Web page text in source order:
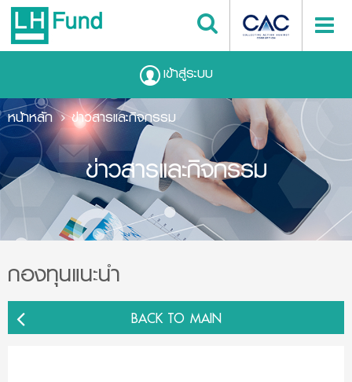
เข้าสู่ระบบ
ข่าวสารและกิจกรรม
หน้าหลัก ข่าวสารและกิจกรรม
กองทุนแนะนำ
BACK TO MAIN